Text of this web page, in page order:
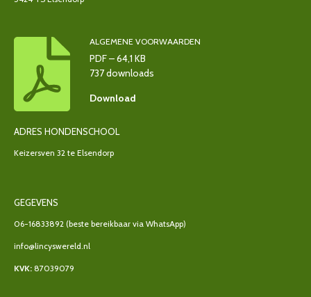
ALGEMENE VOORWAARDEN
PDF – 64,1 KB
737 downloads
Download
ADRES HONDENSCHOOL
Keizersven 32 te Elsendorp
GEGEVENS
06-16833892 (beste bereikbaar via WhatsApp)
info@lincyswereld.nl
KVK: 87039079